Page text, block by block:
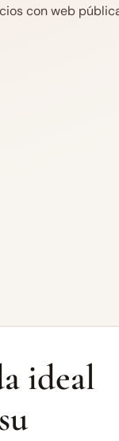
con web
ideal